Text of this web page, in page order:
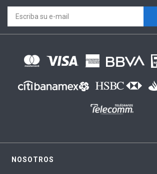
NOSOTROS